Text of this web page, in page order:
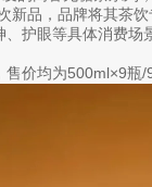
新品，品牌将其茶
护眼等具体消费
价均为500ml×9瓶/